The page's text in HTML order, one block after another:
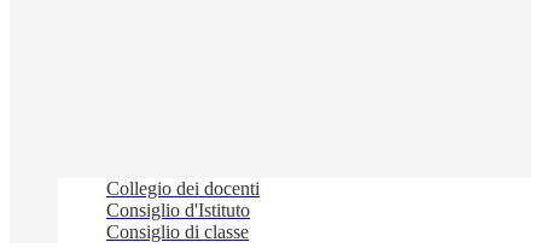
Collegio dei docenti
Consiglio d'Istituto
Consiglio di classe